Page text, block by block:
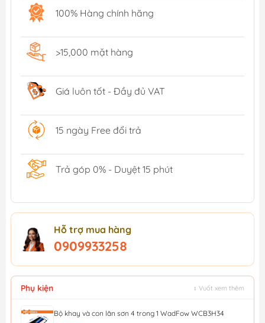
100% Hàng chính hãng
>15,000 mặt hàng
Giá luôn tốt - Đầy đủ VAT
15 ngày Free đổi trả
Trả góp 0% - Duyệt 15 phút
Hỗ trợ mua hàng
0909933258
Phụ kiện ↕ Vuốt xem thêm
Bộ khay và con lăn sơn 4 trong 1 WadFow WCB3H34